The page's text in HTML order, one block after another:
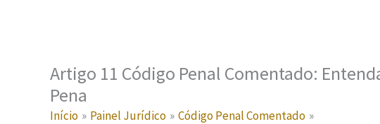
Artigo 11 Código Penal Comentado:
Pena
Início Painel Jurídico
Código Penal Comentado